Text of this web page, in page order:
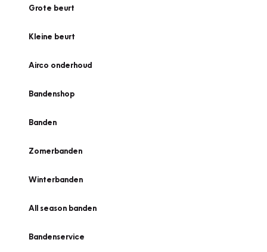
Grote beurt
Kleine beurt
Airco onderhoud
Bandenshop
Banden
Zomerbanden
Winterbanden
All season banden
Bandenservice